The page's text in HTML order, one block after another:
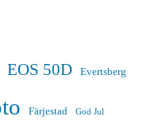
EOS 50D Evertsberg
Färjestad God Jul